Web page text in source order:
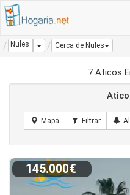
Nules Dropdown
Cerca de Nules
7 Aticos
145.000€